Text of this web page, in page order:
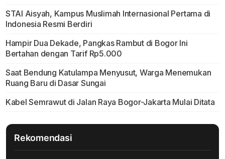
STAI Aisyah, Kampus Muslimah Internasional Pertama di
Indonesia Resmi Berdiri
Hampir Dua Dekade, Pangkas Rambut di Bogor Ini
Bertahan dengan Tarif Rp5.000
Saat Bendung Katulampa Menyusut, Warga Menemukan
Ruang Baru di Dasar Sungai
Kabel Semrawut di Jalan Raya Bogor-Jakarta Mulai Ditata
Rekomendasi